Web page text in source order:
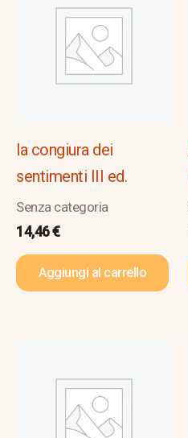
la congiura dei
sentimenti III ed.
Senza categoria
14,46€
Aggiungi al carrello